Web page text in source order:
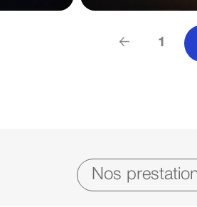
1
Nos